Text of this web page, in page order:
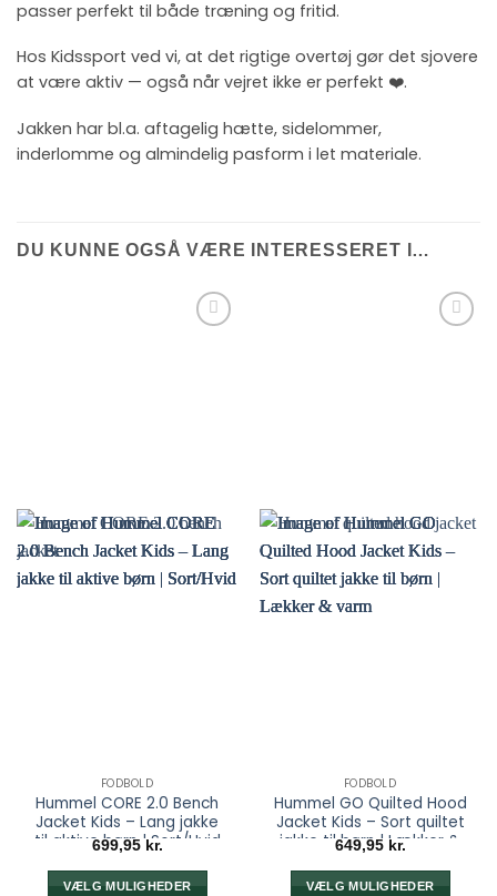
passer perfekt til både træning og fritid.
Hos Kidssport ved vi, at det rigtige overtøj gør det sjovere
at være aktiv — også når vejret ikke er perfekt ❤️.
Jakken har bl.a. aftagelig hætte, sidelommer,
inderlomme og almindelig pasform i let materiale.
DU KUNNE OGSÅ VÆRE INTERESSERET I…
FODBOLD
Hummel CORE 2.0 Bench
Jacket Kids – Lang jakke
til aktive børn | Sort/Hvid
699,95 kr.
VÆLG MULIGHEDER
FODBOLD
Hummel GO Quilted Hood
Jacket Kids – Sort quiltet
jakke til børn | Lækker &
varm
649,95 kr.
VÆLG MULIGHEDER